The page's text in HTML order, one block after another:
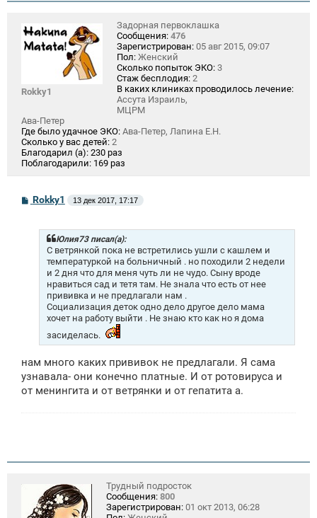
Rokky1
Задорная первоклашка
Сообщения: 476
Зарегистрирован: 05 авг 2015, 09:07
Пол: Женский
Сколько попыток ЭКО: 3
Стаж бесплодия: 2
В каких клиниках проводилось лечение:
Ассута Израиль,
МЦРМ
Ава-Петер
Где было удачное ЭКО: Ава-Петер, Лапина Е.Н.
Сколько у вас детей: 2
Благодарил (а): 230 раз
Поблагодарили: 169 раз
СRokky1 13 дек 2017, 17:17
Юлия73 писал(а):
С ветрянкой пока не встретились ушли с кашлем и
температуркой на больничный . но походили 2 недели
и 2 дня что для меня чуть ли не чудо. Сыну вроде
нравиться сад и тетя там. Не знала что есть от нее
прививка и не предлагали нам .
Социализация деток одно дело другое дело мама
хочет на работу выйти . Не знаю кто как но я дома
засиделась.
нам много каких прививок не предлагали. Я сама
узнавала- они конечно платные. И от ротовируса и
от менингита и от ветрянки и от гепатита а.
Трудный подросток
Сообщения: 800
Зарегистрирован: 01 окт 2013, 06:28